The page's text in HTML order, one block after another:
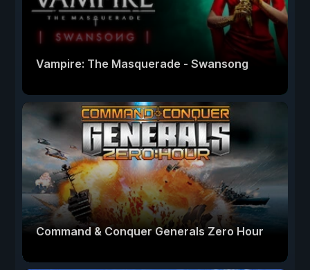
Vampire: The Masquerade - Swansong
Command & Conquer Generals Zero Hour